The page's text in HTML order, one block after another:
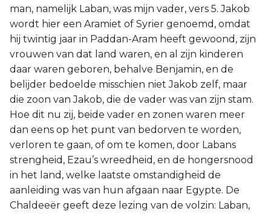
man, namelijk Laban, was mijn vader, vers 5. Jakob
wordt hier een Aramiet of Syrier genoemd, omdat
hij twintig jaar in Paddan-Aram heeft gewoond, zijn
vrouwen van dat land waren, en al zijn kinderen
daar waren geboren, behalve Benjamin, en de
belijder bedoelde misschien niet Jakob zelf, maar
die zoon van Jakob, die de vader was van zijn stam.
Hoe dit nu zij, beide vader en zonen waren meer
dan eens op het punt van bedorven te worden,
verloren te gaan, of om te komen, door Labans
strengheid, Ezau’s wreedheid, en de hongersnood
in het land, welke laatste omstandigheid de
aanleiding was van hun afgaan naar Egypte. De
Chaldeeër geeft deze lezing van de volzin: Laban,